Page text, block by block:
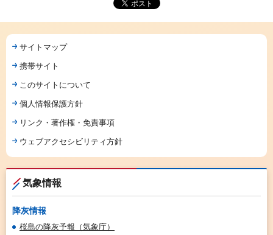
サイトマップ
携帯サイト
このサイトについて
個人情報保護方針
リンク・著作権・免責事項
ウェブアクセシビリティ方針
気象情報
降灰情報
桜島の降灰予報（気象庁）